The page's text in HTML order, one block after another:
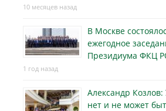
10 месяцев назад
В Москве
ежегодное
Президиума ФКЦ
1 год назад
Александр Козлов:
нет и не может